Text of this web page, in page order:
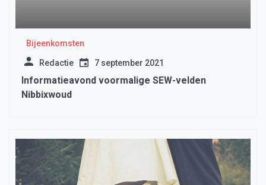
Bijeenkomsten
Redactie 7 september 2021
Informatieavond voormalige SEW-velden
Nibbixwoud